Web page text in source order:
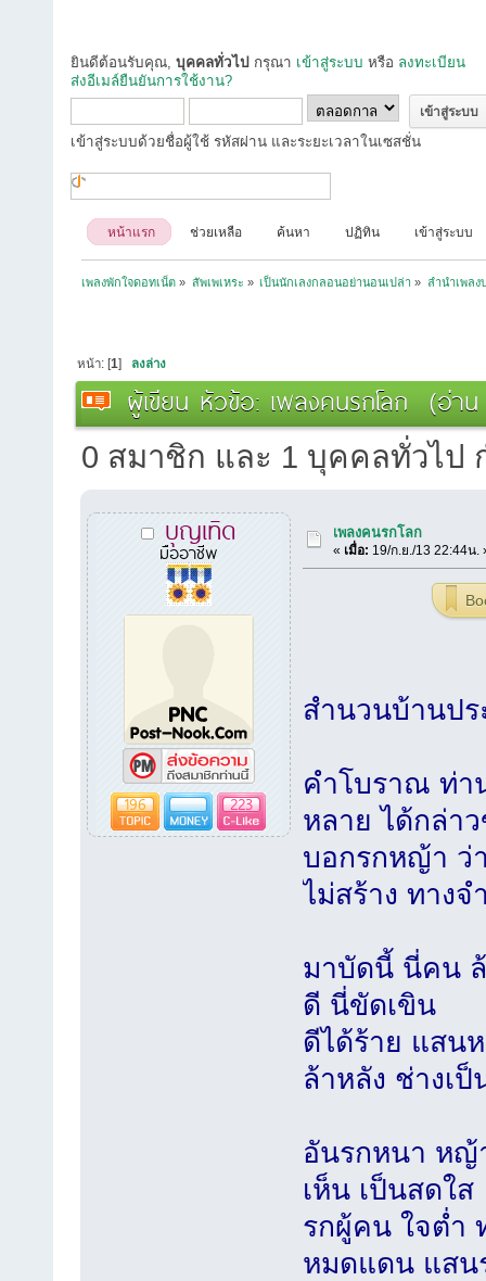
ยินดีต้อนรับคุณ, บุคคลทั่วไป กรุณา เข้าสู่ระบบ หรือ ลงทะเบียน
ส่งอีเมล์ยืนยันการใช้งาน?
เข้าสู่ระบบด้วยชื่อผู้ใช้ รหัสผ่าน และระยะเวลาในเซสชั่น
หน้าแรก ช่วยเหลือ ค้นหา ปฏิทิน เข้าสู่ระบบ
เพลงพักใจดอทเน็ต » สัพเพเหระ » เป็นนักเลงกลอนอย่านอนเปล่า » ลำนำเพลง
หน้า: [1] ลงล่าง
ผู้เขียน หัวข้อ: เพลงคนรกโลก (อ่าน
0 สมาชิก และ 1 บุคคลทั่วไป
บุญเทิด
มืออาชีพ
196 223
เพลงคนรกโลก
« เมื่อ: 19/ก.ย./13 22:44น.
สำนวนบ้านปร
คำโบราณ ท่
หลาย ได้กล่า
บอกรกหญ้า
ไม่สร้าง ทางจ
มาบัดนี้ นี่ค
ดี นี่ขัดเขิน
ดีได้ร้าย แส
ล้าหลัง ช่างเป็
อันรกหนา
เห็น เป็นสดใส
รกผู้คน ใจ
หมดแดน แสน